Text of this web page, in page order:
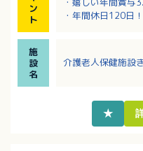
ン
ト
・年間休日120日
得実績あり！制度
施
設
名
介護老人保健施設
★